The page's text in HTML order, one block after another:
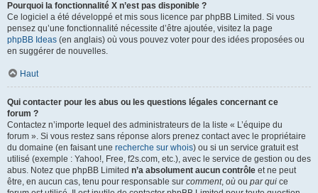
Pourquoi la fonctionnalité X n’est pas disponible ?
Ce logiciel a été développé et mis sous licence par phpBB Limited. Si vous
pensez qu’une fonctionnalité nécessite d’être ajoutée, visitez la page
phpBB Ideas (en anglais) où vous pouvez voter pour des idées proposées ou
en suggérer de nouvelles.
Haut
Qui contacter pour les abus ou les questions légales concernant ce
forum ?
Contactez n’importe lequel des administrateurs de la liste « L’équipe du
forum ». Si vous restez sans réponse alors prenez contact avec le propriétaire
du domaine (en faisant une recherche sur whois) ou si un service gratuit est
utilisé (exemple : Yahoo!, Free, f2s.com, etc.), avec le service de gestion ou des
abus. Notez que phpBB Limited n’a absolument aucun contrôle et ne peut
être, en aucun cas, tenu pour responsable sur comment, où ou par qui ce